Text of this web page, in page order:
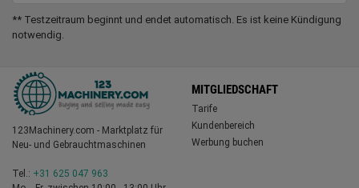
** Testzeitraum beginnt und endet automatisch. Es ist keine Kündigung
notwendig.
123Machinery.com - Marktplatz für
Neu- und Gebrauchtmaschinen
Tel.: +31 625 047 963
MITGLIEDSCHAFT
Tarife
Kundenbereich
Werbung buchen